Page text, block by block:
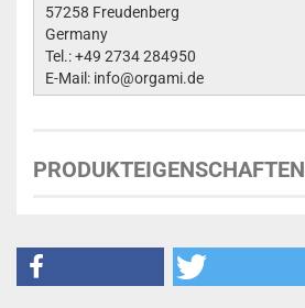
57258 Freudenberg
Germany
Tel.: +49 2734 284950
E-Mail: info@orgami.de
PRODUKTEIGENSCHAFTEN